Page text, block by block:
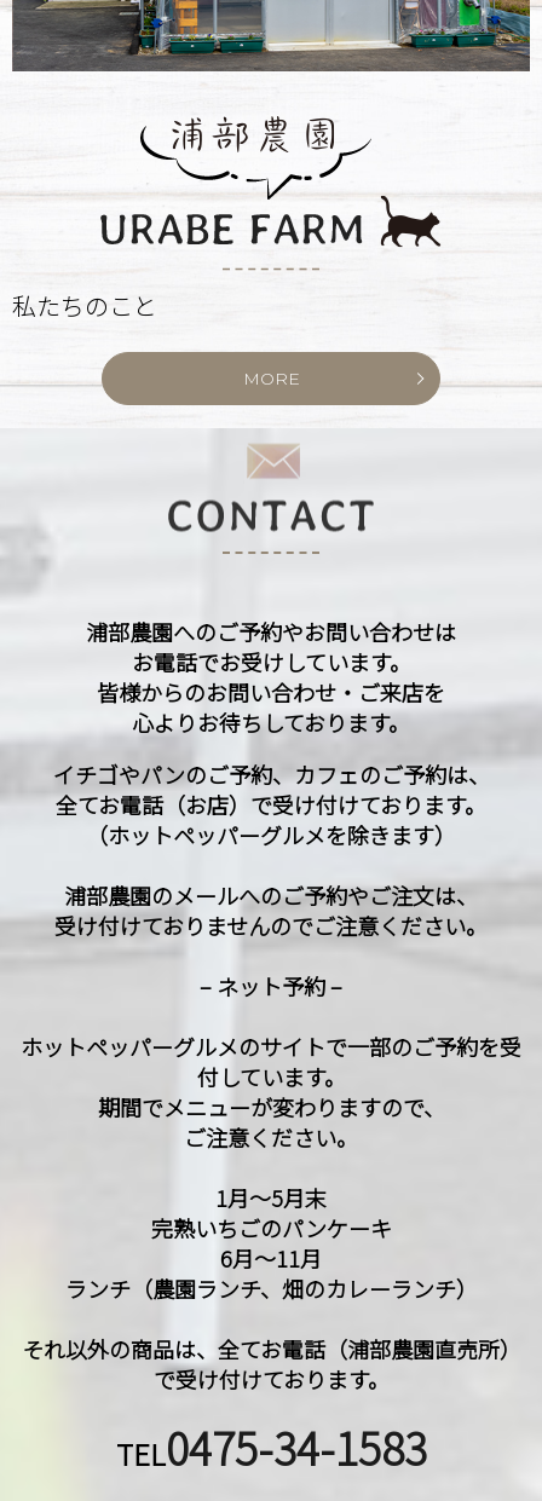
私たちのこと
MORE
浦部農園へのご予約やお問い合わせは
お電話でお受けしています。
皆様からのお問い合わせ・ご来店を
心よりお待ちしております。
イチゴやパンのご予約、カフェのご予約は、
全てお電話（お店）で受け付けております。
（ホットペッパーグルメを除きます）
浦部農園のメールへのご予約やご注文は、
受け付けておりませんのでご注意ください。
– ネット予約 –
ホットペッパーグルメのサイトで一部のご予約を受
付しています。
期間でメニューが変わりますので、
ご注意ください。
1月〜5月末
完熟いちごのパンケーキ
6月〜11月
ランチ（農園ランチ、畑のカレーランチ）
それ以外の商品は、全てお電話（浦部農園直売所）
で受け付けております。
TEL0475-34-1583